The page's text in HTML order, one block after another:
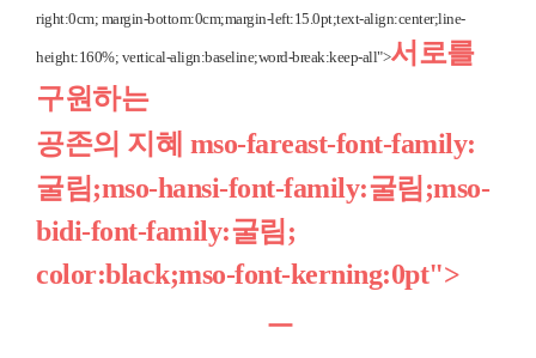
right:0cm; margin-bottom:0cm;margin-left:15.0pt;text-align:center;line-
height:160%; vertical-align:baseline;word-break:keep-all">서로를
구원하는
공존의 지혜 mso-fareast-font-family:
굴림;mso-hansi-font-family:굴림;mso-
bidi-font-family:굴림;
color:black;mso-font-kerning:0pt">
ㅡ